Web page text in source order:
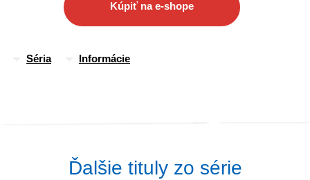
Kúpiť na e-shope
Séria Informácie
Ďalšie tituly zo série